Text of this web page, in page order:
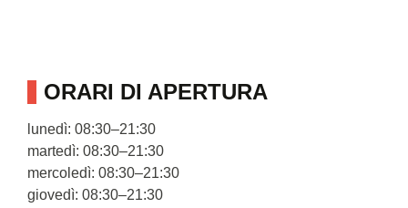
ORARI DI APERTURA
lunedì: 08:30–21:30
martedì: 08:30–21:30
mercoledì: 08:30–21:30
giovedì: 08:30–21:30